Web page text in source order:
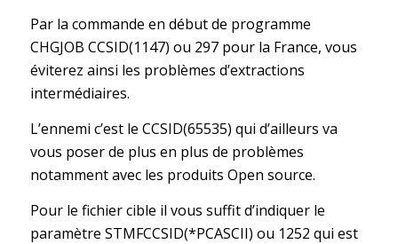
Par la commande en début de programme
CHGJOB CCSID(1147) ou 297 pour la France, vous
éviterez ainsi les problèmes d’extractions
intermédiaires.
L’ennemi c’est le CCSID(65535) qui d’ailleurs va
vous poser de plus en plus de problèmes
notamment avec les produits Open source.
Pour le fichier cible il vous suffit d’indiquer le
paramètre STMFCCSID(*PCASCII) ou 1252 qui est